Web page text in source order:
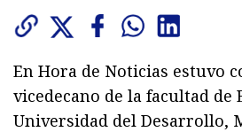
En Hora de Noticias estuvo
vicedecano de la facultad de
Universidad del Desarrollo,